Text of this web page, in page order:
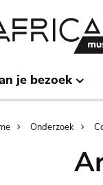
je bezoek
Onderzoek